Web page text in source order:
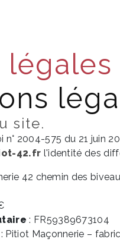
légales
site.
n° 2004-575 du 21 juin
42.fr l'identité des
42 chemin des
: FR59389673104
: Pitiot Maçonnerie –